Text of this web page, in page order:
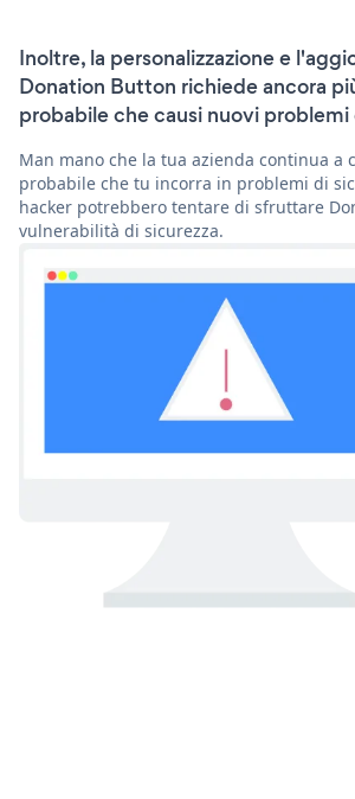
Inoltre, la personalizzazione e
Donation Button richiede ancora
probabile che causi nuovi problemi
Man mano che la tua azienda continua a
probabile che tu incorra in problemi di
hacker potrebbero tentare di sfruttare
vulnerabilità di sicurezza.